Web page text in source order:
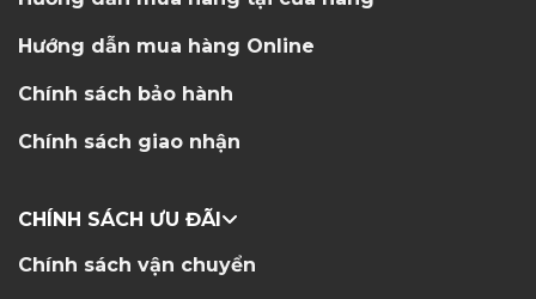
Hướng dẫn mua hàng Online
Chính sách bảo hành
Chính sách giao nhận
CHÍNH SÁCH ƯU ĐÃI
Chính sách vận chuyển